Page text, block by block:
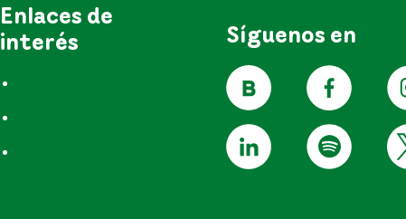
Enlaces de
interés
Síguenos en